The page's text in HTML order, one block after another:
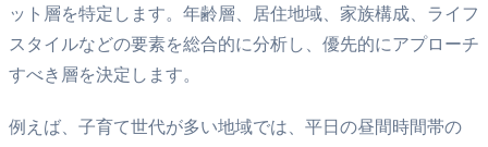
ット層を特定します。年齢層、居住地域、家族構成、ライフ
スタイルなどの要素を総合的に分析し、優先的にアプローチ
すべき層を決定します。
例えば、子育て世代が多い地域では、平日の昼間時間帯の